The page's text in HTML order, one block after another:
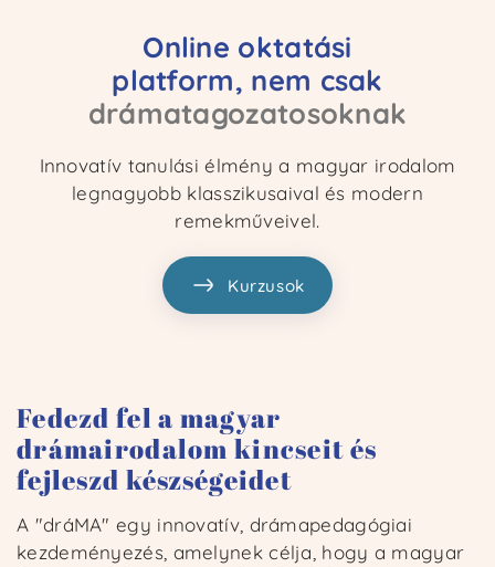
Online oktatási
platform, nem csak
drámatagozatosoknak
Innovatív tanulási élmény a magyar irodalom
legnagyobb klasszikusaival és modern
remekműveivel.
Kurzusok
Fedezd fel a magyar
drámairodalom kincseit és
fejleszd készségeidet
A "dráMA" egy innovatív, drámapedagógiai
kezdeményezés, amelynek célja, hogy a magyar